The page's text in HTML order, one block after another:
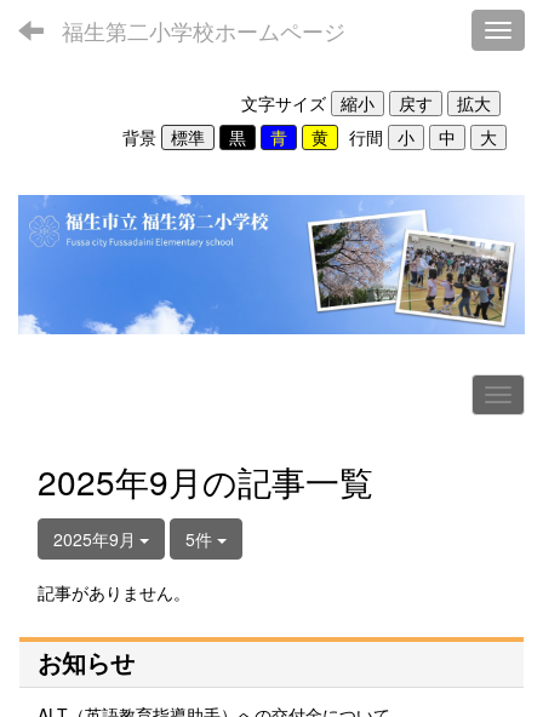
福生第二小学校ホームページ
文字サイズ
背景
行間
2025年9月の記事一覧
2025年9月 5件
記事がありません。
お知らせ